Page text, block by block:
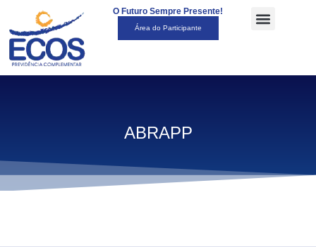
O Futuro Sempre Presente!
Área do Participante
ABRAPP